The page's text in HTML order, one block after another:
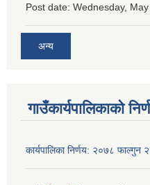
Post date: Wednesday,
अन्य
गाउँकार्यपालिकाको
कार्यपालिका निर्णय: २०७८ फाल्गुन